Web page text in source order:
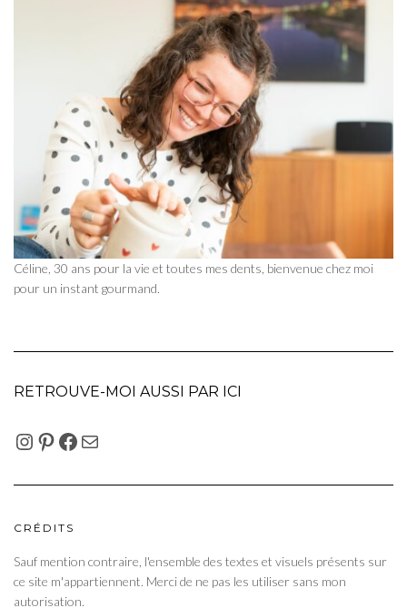
Céline, 30 ans pour la vie et toutes mes dents, bienvenue chez moi
pour un instant gourmand.
RETROUVE-MOI AUSSI PAR ICI
INSTAGRAM
PINTEREST
FACEBOOK
E-MAIL
CRÉDITS
Sauf mention contraire, l'ensemble des textes et visuels présents sur
ce site m'appartiennent. Merci de ne pas les utiliser sans mon
autorisation.